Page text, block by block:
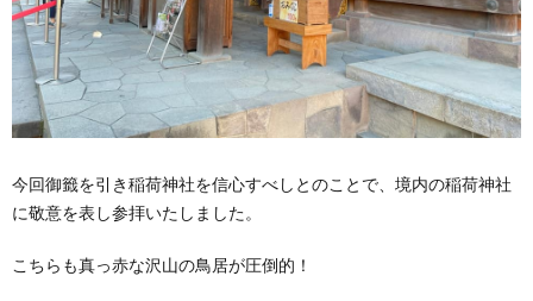
今回御籤を引き稲荷神社を信心すべしとのことで、境内の稲荷神社
に敬意を表し参拝いたしました。
こちらも真っ赤な沢山の鳥居が圧倒的！